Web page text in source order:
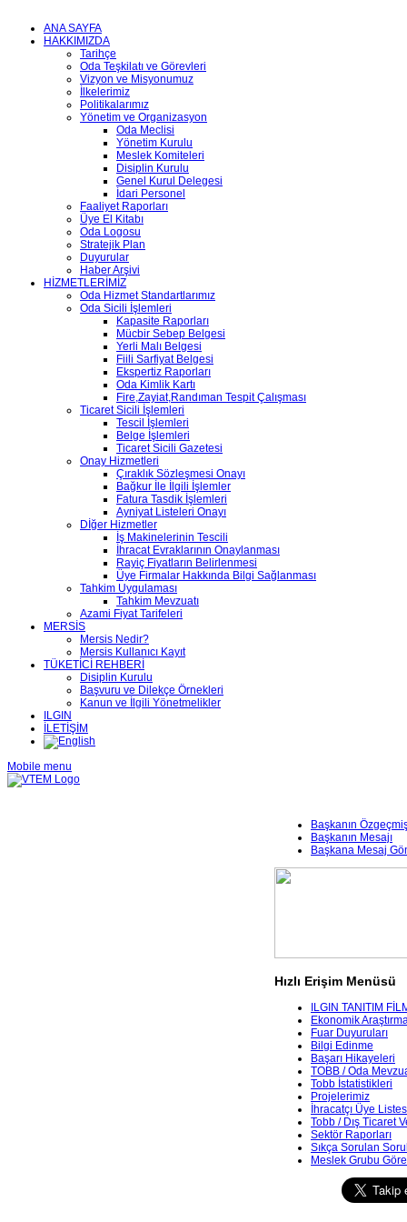
ANA SAYFA
HAKKIMIZDA
Tarihçe
Oda Teşkilatı ve Görevleri
Vizyon ve Misyonumuz
İlkelerimiz
Politikalarımız
Yönetim ve Organizasyon
Oda Meclisi
Yönetim Kurulu
Meslek Komiteleri
Disiplin Kurulu
Genel Kurul Delegesi
İdari Personel
Faaliyet Raporları
Üye El Kitabı
Oda Logosu
Stratejik Plan
Duyurular
Haber Arşivi
HİZMETLERİMİZ
Oda Hizmet Standartlarımız
Oda Sicili İşlemleri
Kapasite Raporları
Mücbir Sebep Belgesi
Yerli Malı Belgesi
Fiili Sarfiyat Belgesi
Ekspertiz Raporları
Oda Kimlik Kartı
Fire,Zayiat,Randıman Tespit Çalışması
Ticaret Sicili İşlemleri
Tescil İşlemleri
Belge İşlemleri
Ticaret Sicili Gazetesi
Onay Hizmetleri
Çıraklık Sözleşmesi Onayı
Bağkur İle İlgili İşlemler
Fatura Tasdik İşlemleri
Ayniyat Listeleri Onayı
Dİğer Hizmetler
İş Makinelerinin Tescili
İhracat Evraklarının Onaylanması
Rayiç Fiyatların Belirlenmesi
Üye Firmalar Hakkında Bilgi Sağlanması
Tahkim Uygulaması
Tahkim Mevzuatı
Azami Fiyat Tarifeleri
MERSİS
Mersis Nedir?
Mersis Kullanıcı Kayıt
TÜKETİCİ REHBERİ
Disiplin Kurulu
Başvuru ve Dilekçe Örnekleri
Kanun ve İlgili Yönetmelikler
ILGIN
İLETİŞİM
Mobile menu
Başkanın
Başkanın Mesajı
Başkana Mesaj
Hızlı Erişim Menüsü
ILGIN TANITIM
Ekonomik
Fuar Duyuruları
Bilgi Edinme
Başarı Hikayeleri
TOBB / Oda
Tobb İstatistikleri
Projelerimiz
İhracatçı Üye
Tobb / Dış Ticaret
Sektör Raporları
Sıkça Sorulan
Meslek Grubu